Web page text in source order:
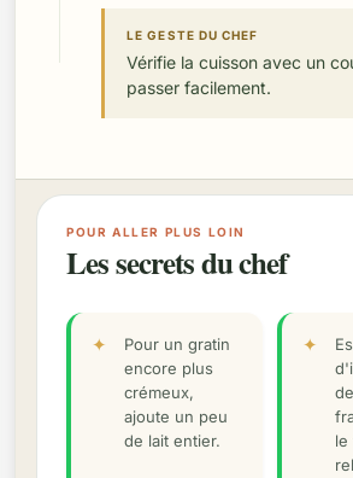
LE GESTE DU CHEF
Vérifie la cuisson avec un
passer facilement.
POUR ALLER PLUS LOIN
Les secrets du chef
Pour un gratin
encore plus
crémeux,
ajoute un peu
de lait entier.
le